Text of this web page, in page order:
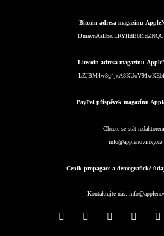
Bitcoin adresa magazínu
Litecoin adresa magazínu
PayPal příspěvek magazínu
Chcete se stát
info@applenovinky.cz
Ceník propagace a demografické
Kontaktujte nás: